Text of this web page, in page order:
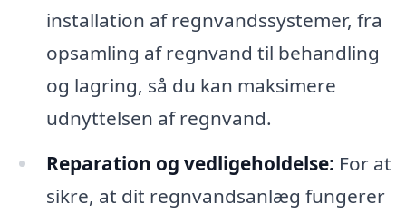
installation af regnvandssystemer, fra
opsamling af regnvand til behandling
og lagring, så du kan maksimere
udnyttelsen af regnvand.
Reparation og vedligeholdelse: For at
sikre, at dit regnvandsanlæg fungerer